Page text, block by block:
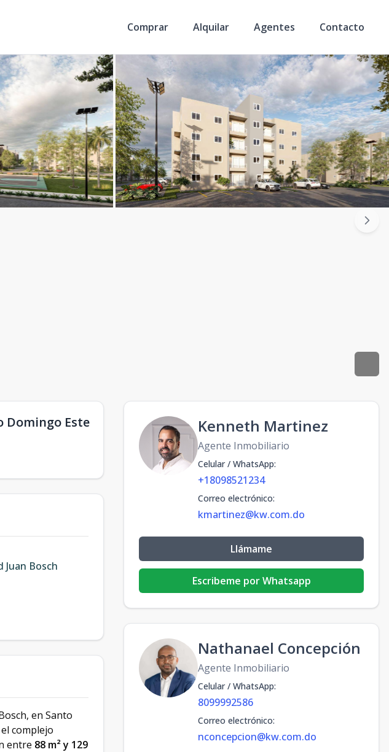
Comprar Alquilar Agentes Contacto
Domingo Este
Juan Bosch
en Santo
complejo
entre 88 m² y 129
Kenneth Martinez
Agente Inmobiliario
Celular / WhatsApp:
+18098521234
Correo electrónico:
kmartinez@kw.com.do
Llámame
Escribeme por Whatsapp
Nathanael Concepción
Agente Inmobiliario
Celular / WhatsApp:
8099992586
Correo electrónico:
nconcepcion@kw.com.do